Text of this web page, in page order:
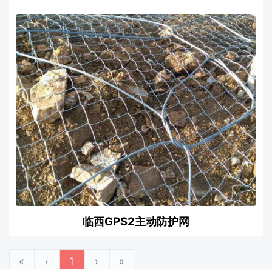
临西GPS2主动防护网
« ‹ 1 › »